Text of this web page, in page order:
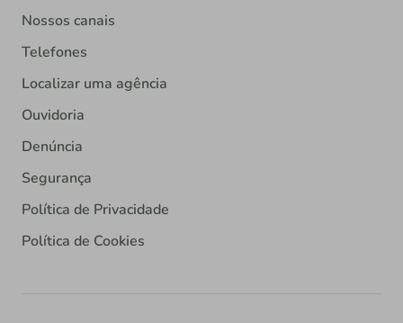
Nossos canais
Telefones
Localizar uma agência
Ouvidoria
Denúncia
Segurança
Política de Privacidade
Política de Cookies